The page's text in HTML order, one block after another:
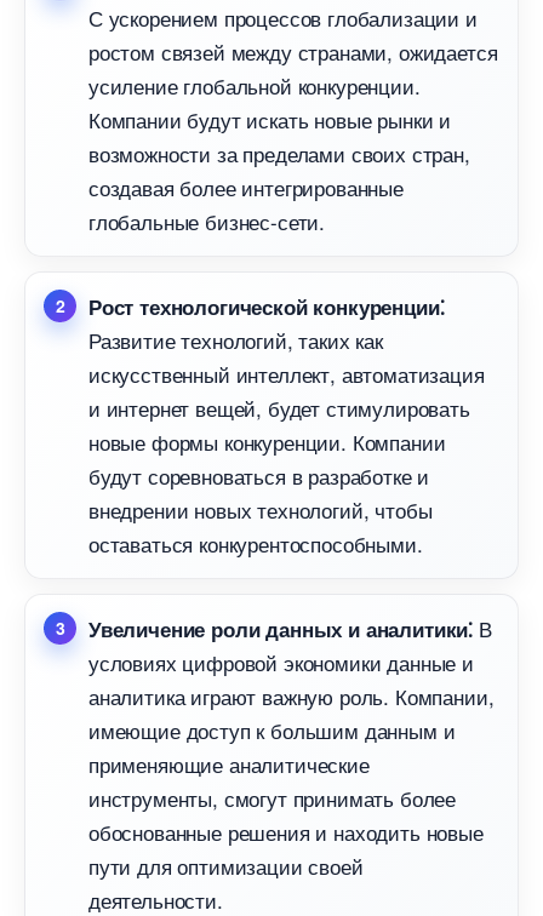
С ускорением процессов глобализации и
ростом связей между странами, ожидается
усиление глобальной конкуренции.
Компании будут искать новые рынки и
озможности за пределами своих стран,
создавая более интегрированные
лобальные бизнес-сети.​
Рост технологической конкуренции⁚
Развитие технологий, таких как
искусственный интеллект, автоматизация
и интернет вещей, будет стимулировать
новые формы конкуренции.​ Компании
удут соревноваться в разработке и
недрении новых технологий, чтобы
оставаться конкурентоспособными.​
Увеличение роли данных и аналитики⁚
условиях цифровой экономики данные и
аналитика играют важную роль.​ Компании,
имеющие доступ к большим данным и
применяющие аналитические
инструменты, смогут принимать более
обоснованные решения и находить новые
пути для оптимизации своей
деятельности.